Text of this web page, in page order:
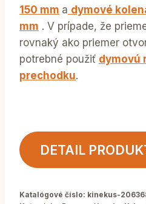
150 mm a dymové
mm . V prípade, že
rovnaký ako priemer
potrebné použiť dymovú
prechodku.
DETAIL
Katalógové číslo: kinekus-